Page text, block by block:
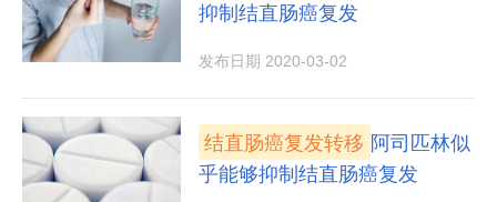
抑制结直肠癌复发
发布日期 2020-03-02
结直肠癌复发转移 阿司匹林似
乎能够抑制结直肠癌复发